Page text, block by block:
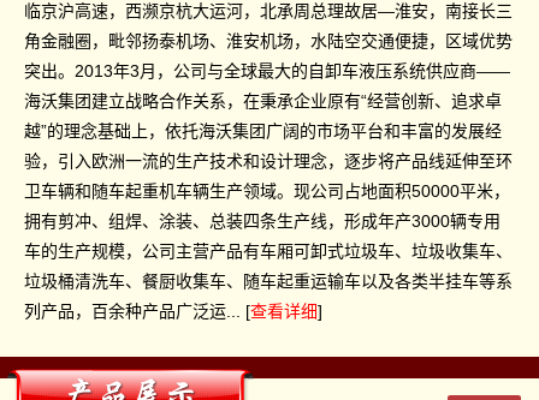
临京沪高速，西濒京杭大运河，北承周总理故居—淮安，南接长三
角金融圈，毗邻扬泰机场、淮安机场，水陆空交通便捷，区域优势
突出。2013年3月，公司与全球最大的自卸车液压系统供应商——
海沃集团建立战略合作关系，在秉承企业原有“经营创新、追求卓
越”的理念基础上，依托海沃集团广阔的市场平台和丰富的发展经
验，引入欧洲一流的生产技术和设计理念，逐步将产品线延伸至环
卫车辆和随车起重机车辆生产领域。现公司占地面积50000平米，
拥有剪冲、组焊、涂装、总装四条生产线，形成年产3000辆专用
车的生产规模，公司主营产品有车厢可卸式垃圾车、垃圾收集车、
垃圾桶清洗车、餐厨收集车、随车起重运输车以及各类半挂车等系
列产品，百余种产品广泛运... [查看详细]